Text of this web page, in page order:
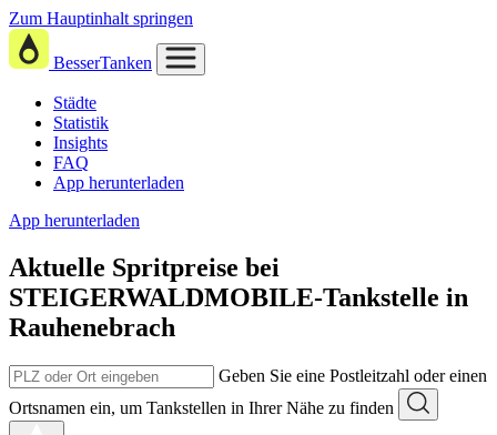
Zum Hauptinhalt springen
BesserTanken
Städte
Statistik
Insights
FAQ
App herunterladen
App herunterladen
Aktuelle Spritpreise bei
STEIGERWALDMOBILE-Tankstelle in
Rauhenebrach
Geben Sie eine Postleitzahl oder einen
Ortsnamen ein, um Tankstellen in Ihrer Nähe zu finden